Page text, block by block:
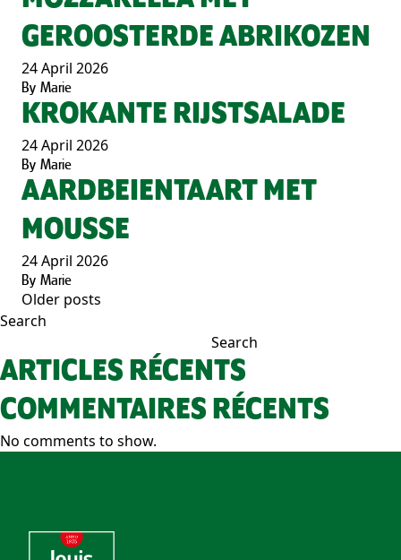
GEROOSTERDE ABRIKOZEN
24 April 2026
By Marie
KROKANTE RIJSTSALADE
24 April 2026
By Marie
AARDBEIENTAART MET
MOUSSE
24 April 2026
By Marie
POSTS
NAVIGATION
Older posts
Search
Search
ARTICLES RÉCENTS
COMMENTAIRES RÉCENTS
No comments to show.